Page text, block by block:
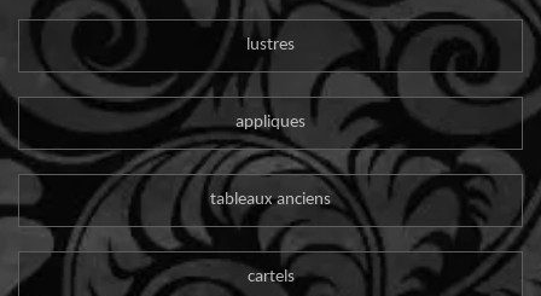
lustres
appliques
tableaux anciens
cartels